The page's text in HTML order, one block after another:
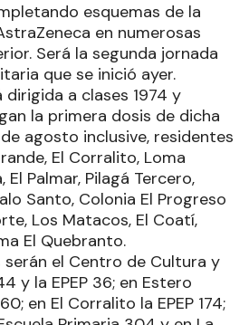
esquemas de la
en numerosas
Será la segunda jornada
que se inició ayer.
a clases 1974 y
la primera dosis de dicha
agosto inclusive, residentes
El Corralito, Loma
El Palmar, Pilagá Tercero,
Santo, Colonia El Progreso
Los Matacos, El Coatí,
El Quebranto.
serán el Centro de Cultura y
y la EPEP 36; en Estero
en El Corralito la EPEP 174;